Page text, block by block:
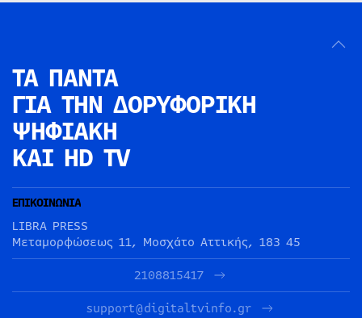
ΤΑ ΠΑΝΤΑ
ΓΙΑ ΤΗΝ ΔΟΡΥΦΟΡΙΚΗ
ΨΗΦΙΑΚΗ
ΚΑΙ HD TV
ΕΠΙΚΟΙΝΩΝΙΑ
LIBRA PRESS
Μεταμορφώσεως 11, Μοσχάτο Αττικής, 183 45
2108815417
support@digitaltvinfo.gr